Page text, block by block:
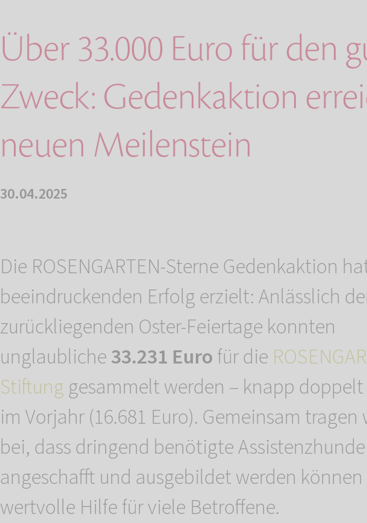
Über 33.000 Euro für den
Zweck: Gedenkaktion
neuen Meilenstein
30.04.2025
Die ROSENGARTEN-Sterne Gedenkaktion
beeindruckenden Erfolg erzielt: Anlässlich
zurückliegenden Oster-Feiertage konnten
unglaubliche33.231 Eurofür die
Stiftung gesammelt werden – knapp
im Vorjahr (16.681 Euro). Gemeinsam tragen
bei, dass dringend benötigte Assistenzhunde
angeschafft und ausgebildet werden
wertvolle Hilfe für viele Betroffene.